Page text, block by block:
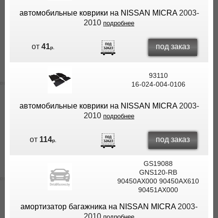
автомобильные коврики на NISSAN MICRA2003-
2010 подробнее
от41р. под заказ
93110
16-024-004-0106
автомобильные коврики на NISSAN MICRA2003-
2010 подробнее
от 114р. под заказ
GS19088
GNS120-RB
90450AX000 90450AX610
90451AX000
амортизатор багажника на NISSAN MICRA2003-
2010